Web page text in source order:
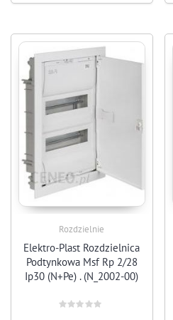
Rozdzielnie
Elektro-Plast Rozdzielnica
Podtynkowa Msf Rp 2/28
Ip30 (N+Pe) . (N_2002-00)